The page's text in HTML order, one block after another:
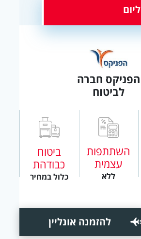
הפניקס חברה
לביטוח
השתתפות
עצמית
ללא
ביטוח
כבודהת
כלול במחיר
ליום
להזמנה אונליין